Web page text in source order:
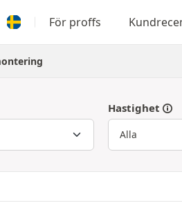
För proffs
Hastighet